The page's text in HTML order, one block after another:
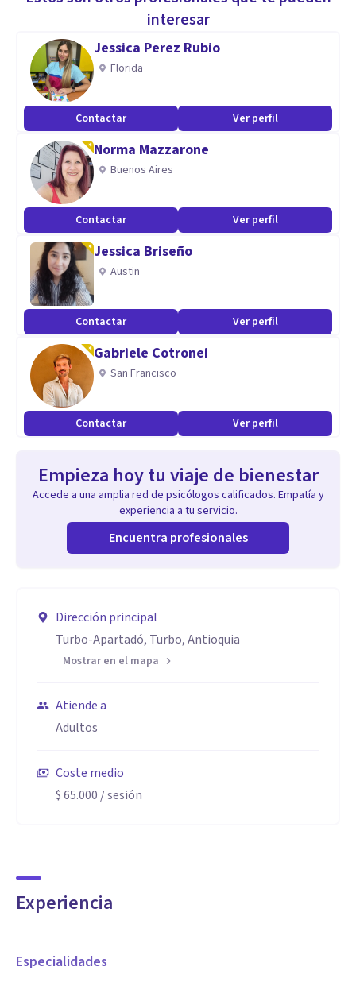
interesar
Jessica Perez Rubio
Florida
Contactar Ver perfil
Norma Mazzarone
Buenos Aires
Contactar Ver perfil
Jessica Briseño
Austin
Contactar Ver perfil
Gabriele Cotronei
San Francisco
Contactar Ver perfil
Empieza hoy tu viaje de bienestar
Accede a una amplia red de psicólogos calificados. Empatía y
experiencia a tu servicio.
Encuentra profesionales
Dirección principal
Turbo-Apartadó, Turbo, Antioquia
Mostrar en el mapa
Atiende a
Adultos
Coste medio
$ 65.000 / sesión
Experiencia
Especialidades